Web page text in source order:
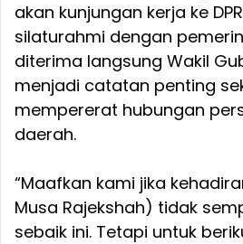
akan kunjungan kerja ke
silaturahmi dengan
diterima langsung Wakil
menjadi catatan penting
mempererat hubungan
daerah.
“Maafkan kami jika
Musa Rajekshah) tidak
sebaik ini. Tetapi untuk